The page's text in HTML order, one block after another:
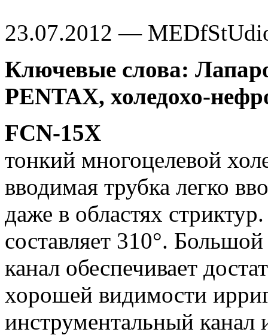
23.07.2012 —
Ключевые слова:
PENTAX, холедохо-
FCN-15X
тонкий многоцелевой
вводимая трубка легко
даже в областях
составляет 310°.
канал обеспечивает
хорошей видимости
инструментальный канал